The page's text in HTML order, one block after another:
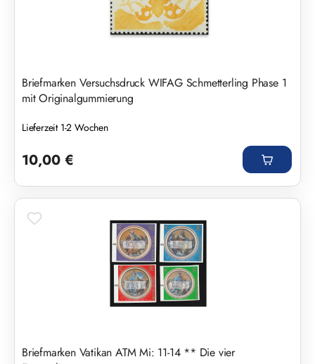
Briefmarken Versuchsdruck WIFAG Schmetterling Phase 1
mit Originalgummierung
Lieferzeit 1-2 Wochen
10,00 €
Briefmarken Vatikan ATM Mi: 11-14 ** Die vier